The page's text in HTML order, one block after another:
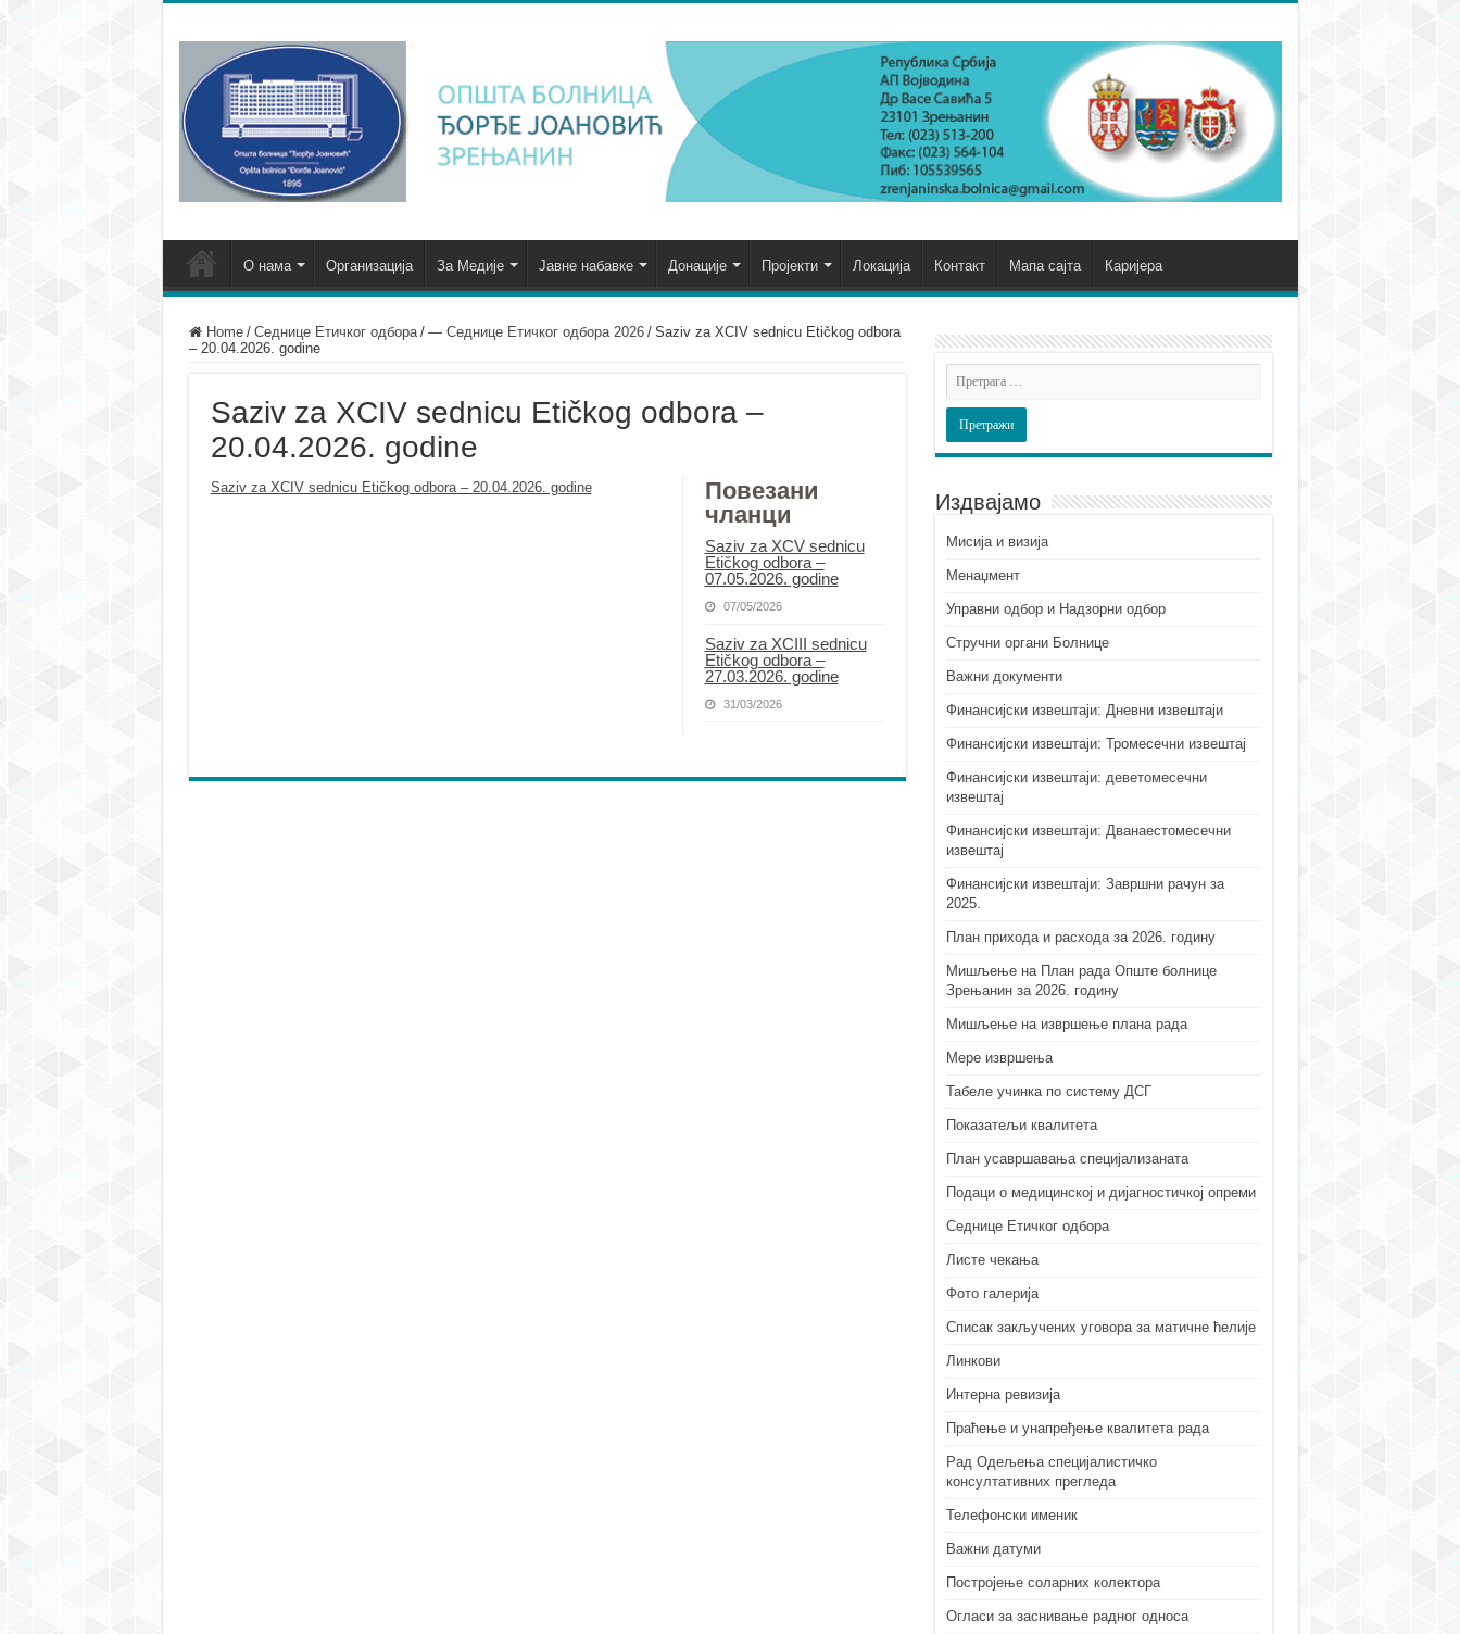
О нама Организација За Медије Јавне набавке Донације Пројекти Локација Контакт Мапа сајта Каријера
Home / Седнице Етичког одбора / — Седнице Етичког одбора 2026 / Saziv za XCIV sednicu Etičkog odbora
– 20.04.2026. godine
Saziv za XCIV sednicu Etičkog odbora –
20.04.2026. godine
Повезани
чланци
Saziv za XCV sednicu
Etičkog odbora –
07.05.2026. godine
07/05/2026
Saziv za XCIII sednicu
Etičkog odbora –
27.03.2026. godinе
31/03/2026
Saziv za XCIV sednicu Etičkog odbora – 20.04.2026. godine
Издвајамо
Мисија и визија
Менаџмент
Управни одбор и Надзорни одбор
Стручни органи Болнице
Важни документи
Финансијски извештаји: Дневни извештаји
Финансијски извештаји: Тромесечни извештај
Финансијски извештаји: деветомесечни
извештај
Финансијски извештаји: Дванаестомесечни
извештај
Финансијски извештаји: Завршни рачун за
2025.
План прихода и расхода за 2026. годину
Мишљење на План рада Опште болнице
Зрењанин за 2026. годину
Мишљење на извршење плана рада
Мере извршења
Табеле учинка по систему ДСГ
Показатељи квалитета
План усавршавања специјализаната
Подаци о медицинској и дијагностичкој опреми
Седнице Етичког одбора
Листе чекања
Фото галерија
Списак закључених уговора за матичне ћелије
Линкови
Интерна ревизија
Праћење и унапређење квалитета рада
Рад Одељења специјалистичко
консултативних прегледа
Телефонски именик
Важни датуми
Постројење соларних колектора
Огласи за заснивање радног односа